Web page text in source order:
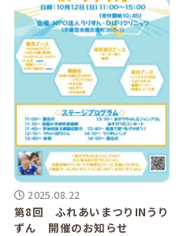
2025.08.22
第8回 ふれあいまつりINうり
ずん 開催のお知らせ